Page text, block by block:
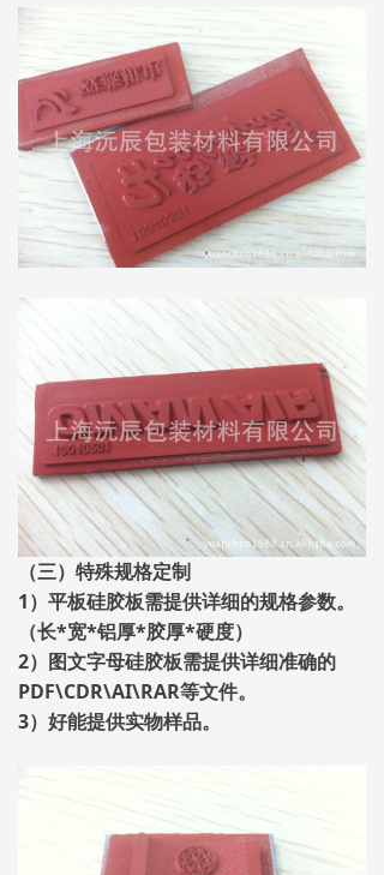
（三）特殊规格定制
1）平板硅胶板需提供详细的规格参数。
（长*宽*铝厚*胶厚*硬度）
2）图文字母硅胶板需提供详细准确的
PDF\CDR\AI\RAR等文件。
3）好能提供实物样品。